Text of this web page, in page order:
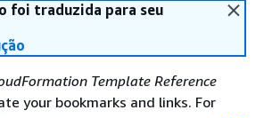
foi traduzida para seu
Template Reference
your bookmarks and links. For